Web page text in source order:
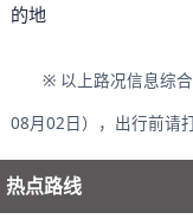
的地
※ 以上路况信息综
08月02日），出行前请
热点路线